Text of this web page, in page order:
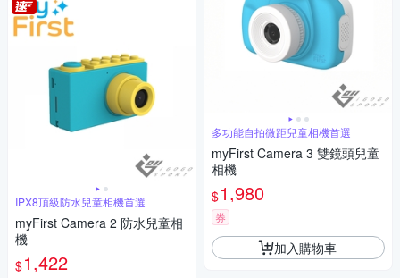
IPX8頂級防水兒童相機首選
myFirst Camera 2 防水兒童相
機
$1,422
多功能自拍微距兒童相機首選
myFirst Camera 3 雙鏡頭兒童
相機
$1,980
券
加入購物車